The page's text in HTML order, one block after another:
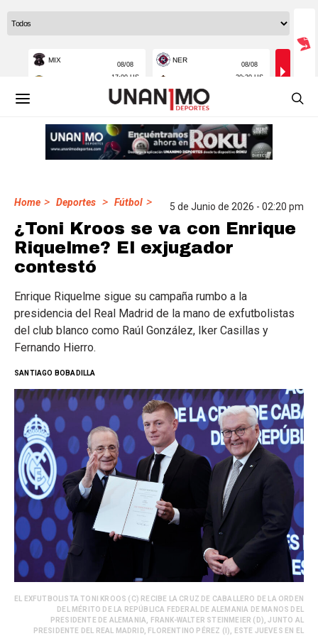
Home > Deportes > Fútbol > 5 de Junio de 2026 - 02:20 pm
¿Toni Kroos se va con Enrique
Riquelme? El exjugador
contestó
Enrique Riquelme sigue su campaña rumbo a la
presidencia del Real Madrid de la mano de exfutbolistas
del club blanco como Raúl González, Iker Casillas y
Fernando Hierro.
SANTIAGO BOBADILLA
EL EXFUTBOLISTA TONI KROOS (C) RECIBE LA CRUZ DE CABALLERO DE LA ORDEN
DEL MÉRITO DE LA REPÚBLICA FEDERAL DE ALEMANIA DE MANOS DEL
PRESIDENTE DE ALEMANIA, FRANK-WALTER STEINMEIER (D), JUNTO AL
PRESIDENTE DEL REAL MADRID, FLORENTINO PÉREZ (I), ESTE JUEVES EN EL